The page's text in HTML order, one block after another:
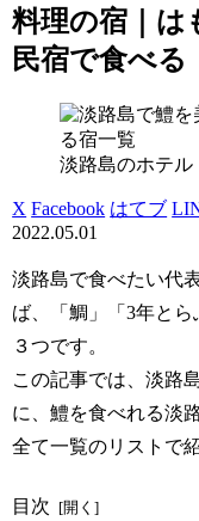
料理の宿｜は
民宿で食べる
淡路島のホテル
X Facebook はてブ
2022.05.01
淡路島で食べたい代
ば、「鯛」「3年と
３つです。
この記事では、淡路
に、鱧を食べれる淡
全て一覧のリストで
目次